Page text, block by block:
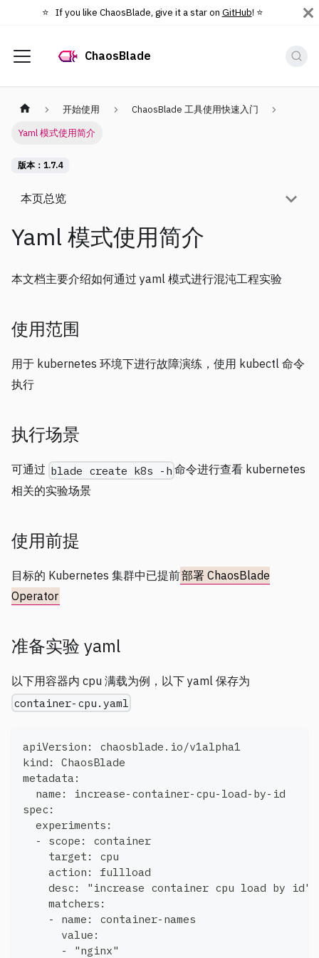
⭐️ If you like ChaosBlade, give it a star on GitHub! ⭐️
ChaosBlade
开始使用
ChaosBlade 工具使用快速入门
Yaml 模式使用简介
版本：1.7.4
本页总览
Yaml 模式使用简介
本文档主要介绍如何通过 yaml 模式进行混沌工程实验
使用范围
用于 kubernetes 环境下进行故障演练，使用 kubectl 命令
执行
执行场景
可通过 blade create k8s -h 命令进行查看 kubernetes
相关的实验场景
使用前提
目标的 Kubernetes 集群中已提前部署 ChaosBlade
Operator
准备实验 yaml
以下用容器内 cpu 满载为例，以下 yaml 保存为
container-cpu.yaml
apiVersion: chaosblade.io/v1alpha1
kind: ChaosBlade
metadata:
  name: increase-container-cpu-load-by-id
spec:
  experiments:
  - scope: container
    target: cpu
    action: fullload
    desc: "increase container cpu load by id"
    matchers:
    - name: container-names
      value:
      - "nginx"